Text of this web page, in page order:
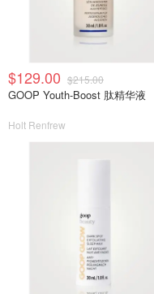
$129.00 $215.00
GOOP Youth-Boost 肽精华液
Holt Renfrew